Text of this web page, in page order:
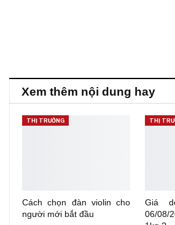
Xem thêm nội dung hay
THỊ TRƯỜNG
Cách chọn đàn violin cho
người mới bắt đầu
THỊ
Giá
06/08/